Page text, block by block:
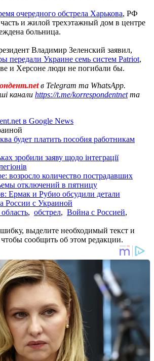
очередного обстрела Харькова, РФ
и жилой трехэтажный дом в центре
больница.
Владимир Зеленский заявил,
передали Украине семь систем Patriot,
и Херсоне люди не погибали бы.
в Telegram та WhatsApp.
канали https://t.me/korrespondentnetта
в Google News
будет платить пособия работникам
зробили заяву щодо інтеграції
возросло количество пострадавших
отключений в пятницу
Ермак и Рубио обсудили детали
России с Украиной
, обстрел, Война с Россией,
выделите необходимый текст и
сообщить об этом редакции.